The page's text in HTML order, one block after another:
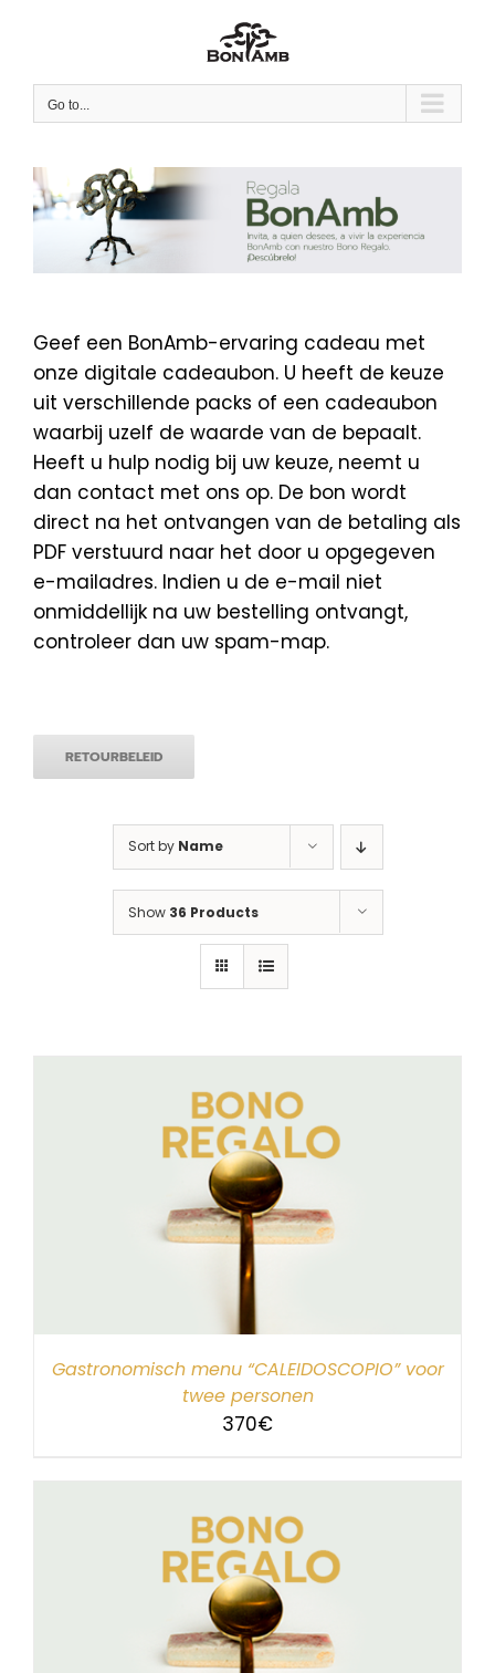
Go to...
Geef een BonAmb-ervaring cadeau met
onze digitale cadeaubon. U heeft de keuze
uit verschillende packs of een cadeaubon
waarbij uzelf de waarde van de bepaalt.
Heeft u hulp nodig bij uw keuze, neemt u
dan contact met ons op. De bon wordt
direct na het ontvangen van de betaling als
PDF verstuurd naar het door u opgegeven
e-mailadres. Indien u de e-mail niet
onmiddellijk na uw bestelling ontvangt,
controleer dan uw spam-map.
RETOURBELEID
Sort by Name
Show 36 Products
Gastronomisch menu “CALEIDOSCOPIO” voor
twee personen
370€